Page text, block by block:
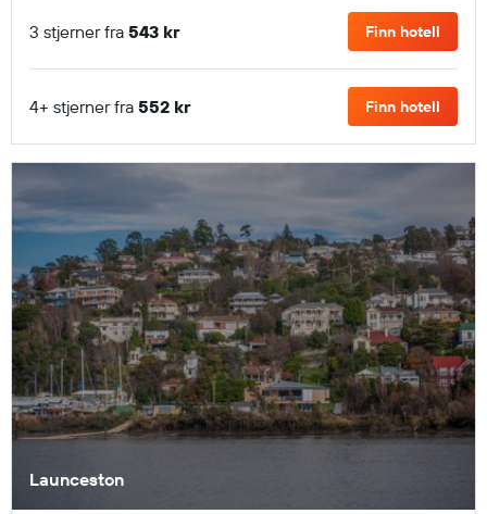
3 stjerner fra 543 kr Finn hotell
4+ stjerner fra 552 kr Finn hotell
Launceston